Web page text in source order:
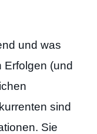
und was
Erfolgen (und
sind
Sie